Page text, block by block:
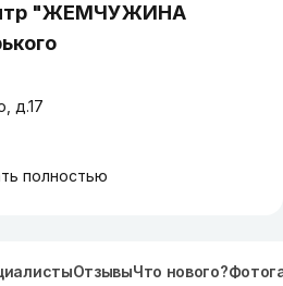
"ЖЕМЧУЖИНА
д.17
полностью
ОтзывыЧто нового?